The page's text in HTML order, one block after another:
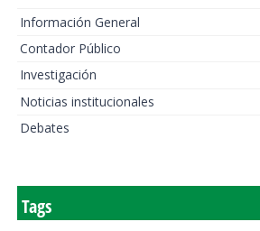
Información General
Contador Público
Investigación
Noticias institucionales
Debates
Tags